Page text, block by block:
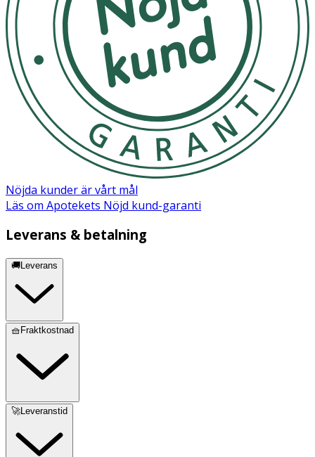
Nöjda kunder är vårt mål
Läs om Apotekets Nöjd kund-garanti
Leverans & betalning
🚚Leverans
🧺Fraktkostnad
🚀Leveranstid